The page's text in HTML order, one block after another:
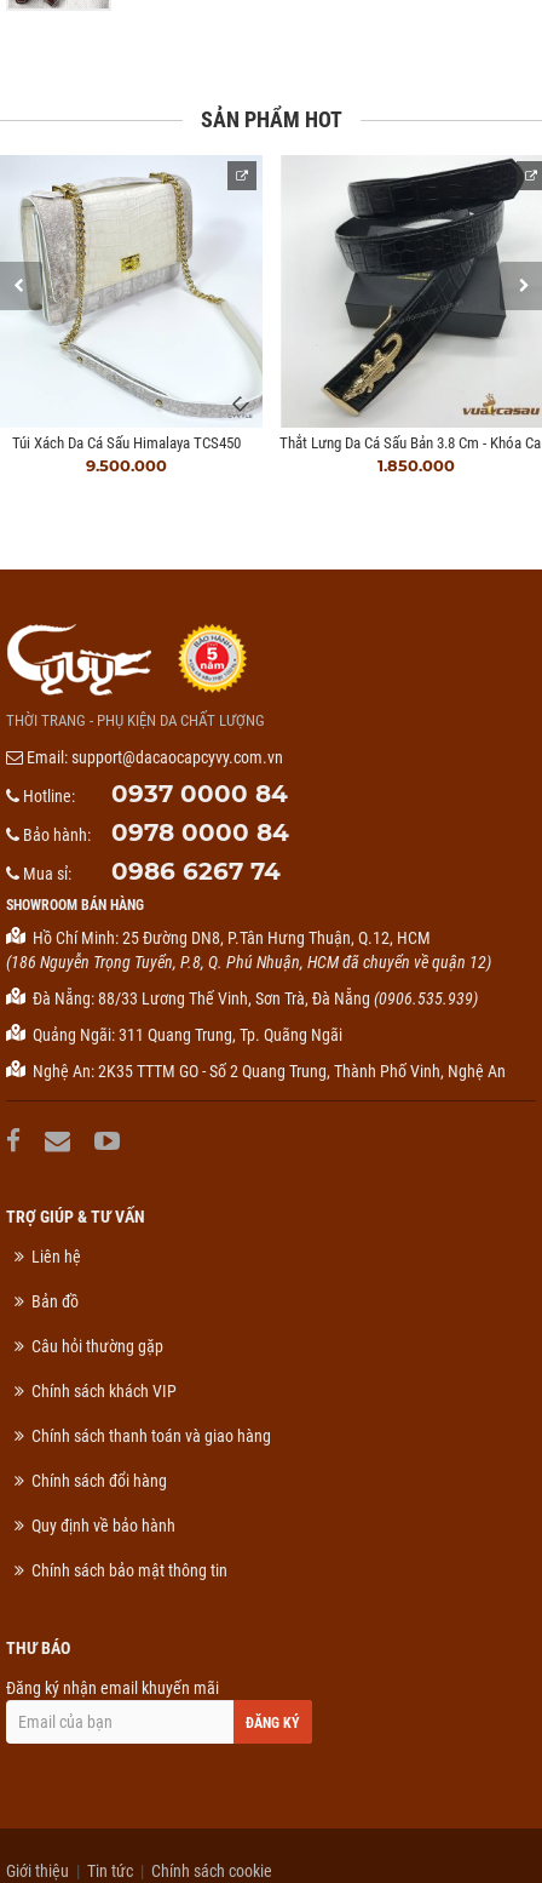
SẢN PHẨM HOT
Túi Xách Da Cá Sấu Himalaya TCS450
9.500.000
1.850.000
THỜI TRANG - PHỤ KIỆN DA CHẤT LƯỢNG
Email:support@dacaocapcyvy.com.vn
Hotline:
0937 0000 84
Bảo hành: 0978 0000 84
Mua sỉ: 0986 6267 74
SHOWROOM BÁN HÀNG
Hồ Chí Minh: 25 Đường DN8, P.Tân Hưng Thuận, Q.12, HCM
(186 Nguyễn Trọng Tuyển, P.8, Q. Phú Nhuận, HCM đã chuyển về quận 12)
Đà Nẵng: 88/33 Lương Thế Vinh, Sơn Trà, Đà Nẵng (0906.535.939)
Quảng Ngãi: 311 Quang Trung, Tp. Quãng Ngãi
Nghệ An: 2K35 TTTM GO - Số 2 Quang Trung, Thành Phố Vinh, Nghệ An
TRỢ GIÚP & TƯ VẤN
Liên hệ
Bản đồ
Câu hỏi thường gặp
Chính sách khách VIP
Chính sách thanh toán và giao hàng
Chính sách đổi hàng
Quy định về bảo hành
Chính sách bảo mật thông tin
THƯ BÁO
Đăng ký nhận email khuyến mãi
ĐĂNG KÝ
Giới thiệu Tin tức Chính sách cookie